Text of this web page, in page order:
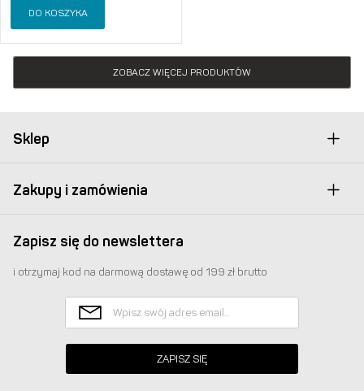
DO KOSZYKA
ZOBACZ WIĘCEJ PRODUKTÓW
Sklep
Zakupy i zamówienia
Zapisz się do newslettera
i otrzymaj kod na darmową dostawę od 199 zł brutto
ZAPISZ SIĘ